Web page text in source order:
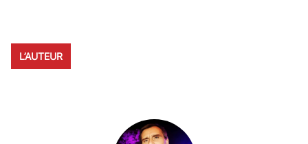
L’AUTEUR